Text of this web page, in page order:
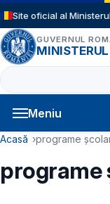
Sari la conținutul
Site oficial al
GUVERNUL
Caută
Meniu
Navigație
Cale de
Acasă programe
programe